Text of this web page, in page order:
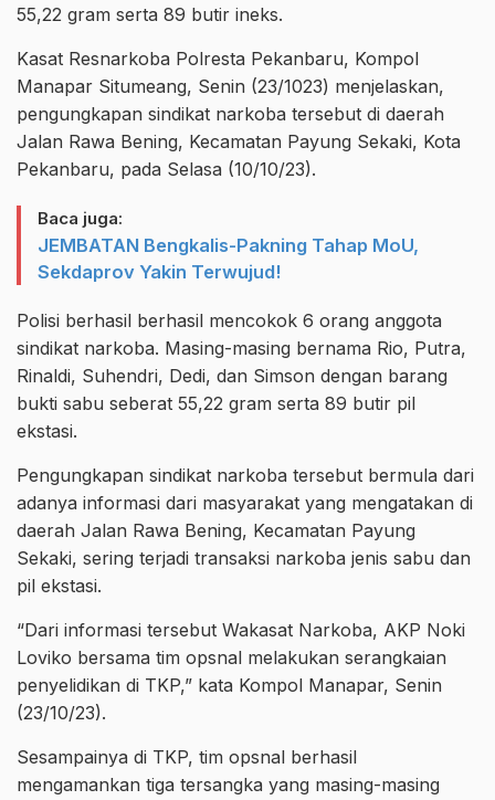
55,22 gram serta 89 butir ineks.
Kasat Resnarkoba Polresta Pekanbaru, Kompol
Manapar Situmeang, Senin (23/1023) menjelaskan,
pengungkapan sindikat narkoba tersebut di daerah
Jalan Rawa Bening, Kecamatan Payung Sekaki, Kota
Pekanbaru, pada Selasa (10/10/23).
Baca juga:
JEMBATAN Bengkalis-Pakning Tahap MoU,
Sekdaprov Yakin Terwujud!
Polisi berhasil berhasil mencokok 6 orang anggota
sindikat narkoba. Masing-masing bernama Rio, Putra,
Rinaldi, Suhendri, Dedi, dan Simson dengan barang
bukti sabu seberat 55,22 gram serta 89 butir pil
ekstasi.
Pengungkapan sindikat narkoba tersebut bermula dari
adanya informasi dari masyarakat yang mengatakan di
daerah Jalan Rawa Bening, Kecamatan Payung
Sekaki, sering terjadi transaksi narkoba jenis sabu dan
pil ekstasi.
“Dari informasi tersebut Wakasat Narkoba, AKP Noki
Loviko bersama tim opsnal melakukan serangkaian
penyelidikan di TKP,” kata Kompol Manapar, Senin
(23/10/23).
Sesampainya di TKP, tim opsnal berhasil
mengamankan tiga tersangka yang masing-masing